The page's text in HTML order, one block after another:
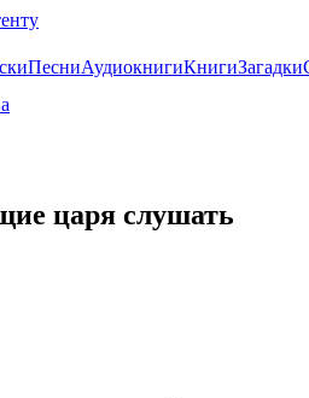
ПесниАудиокнигиКнигиЗагадки
царя слушать